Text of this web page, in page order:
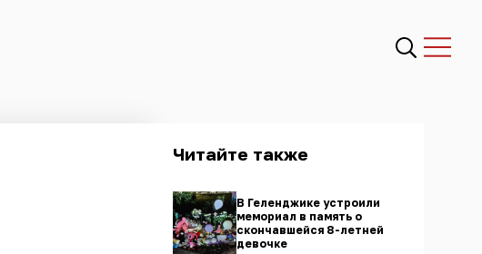
Читайте также
В Геленджике устроили
мемориал в память о
скончавшейся 8-летней
девочке